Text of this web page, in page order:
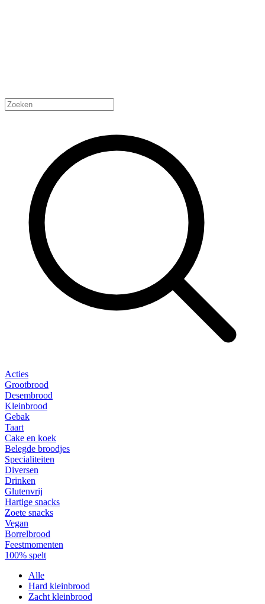
Acties
Grootbrood
Desembrood
Kleinbrood
Gebak
Taart
Cake en koek
Belegde broodjes
Specialiteiten
Diversen
Drinken
Glutenvrij
Hartige snacks
Zoete snacks
Vegan
Borrelbrood
Feestmomenten
100% spelt
Alle
Hard kleinbrood
Zacht kleinbrood